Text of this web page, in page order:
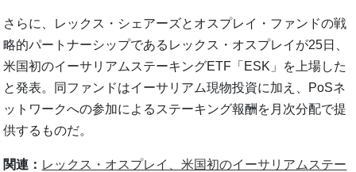
さらに、レックス・シェアーズとオスプレイ・ファンドの戦
略的パートナーシップであるレックス・オスプレイが25日、
米国初のイーサリアムステーキングETF「ESK」を上場した
と発表。同ファンドはイーサリアム現物投資に加え、PoSネ
ットワークへの参加によるステーキング報酬を月次分配で提
供するものだ。
関連： レックス・オスプレイ、米国初のイーサリアムステー